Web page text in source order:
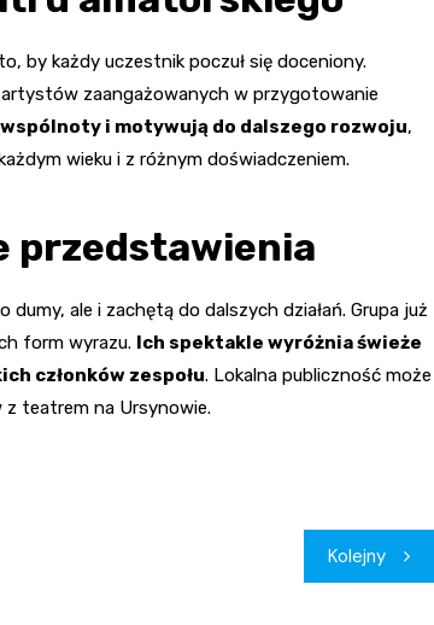
by każdy uczestnik poczuł się doceniony.
artystów zaangażowanych w przygotowanie
i motywują do dalszego rozwoju,
wieku i z różnym doświadczeniem.
przedstawienia
ale i zachętą do dalszych działań. Grupa już
form wyrazu. Ich spektakle wyróżnia świeże
członków zespołu. Lokalna publiczność może
z teatrem na Ursynowie.
Kolejny